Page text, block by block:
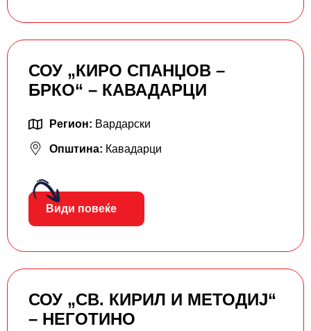
СОУ „КИРО СПАНЏОВ –
БРКО“ – КАВАДАРЦИ
Регион: Вардарски
Општина: Кавадарци
Види повеќе
СОУ „СВ. КИРИЛ И МЕТОДИЈ“
– НЕГОТИНО